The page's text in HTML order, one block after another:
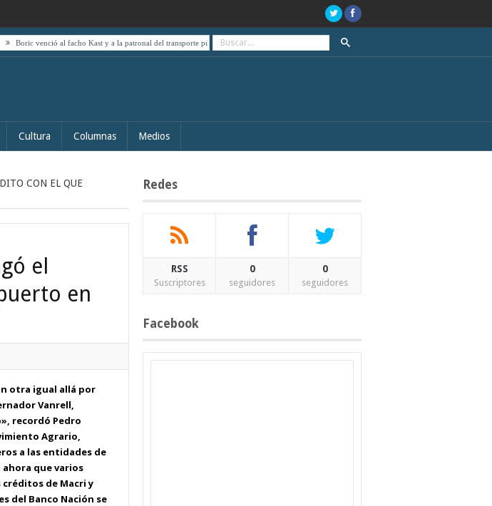
al facho Kast y a la patronal del transporte público, de paro el día de las elecciones A 20 años del estallido social y el “que se vayan todos”
Cultura Columnas Medios
CON EL QUE
el
en
otra igual allá por
Vanrell,
recordó Pedro
Agrario,
a las entidades de
que varios
créditos de Macri y
del Banco Nación se
Redes
RSS
Suscriptores
0
seguidores
0
seguidores
Facebook